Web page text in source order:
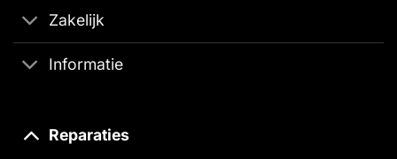
Zakelijk
Informatie
Reparaties